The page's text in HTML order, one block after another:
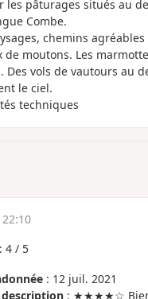
les pâturages situés au
Combe.
chemins
de moutons. Les
Des vols de vautours au
le ciel.
techniques
: 4 / 5
: 12 juil. 2021
: ★★★★☆